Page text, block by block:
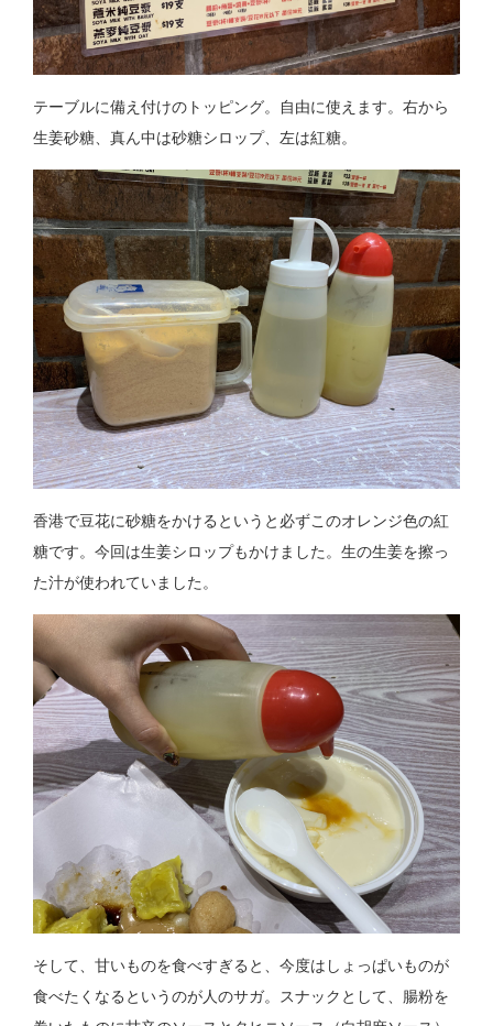
テーブルに備え付けのトッピング。自由に使えます。右から
生姜砂糖、真ん中は砂糖シロップ、左は紅糖。
香港で豆花に砂糖をかけるというと必ずこのオレンジ色の紅
糖です。今回は生姜シロップもかけました。生の生姜を擦っ
た汁が使われていました。
そして、甘いものを食べすぎると、今度はしょっぱいものが
食べたくなるというのが人のサガ。スナックとして、腸粉を